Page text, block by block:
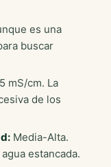
es una
buscar
mS/cm. La
de los
Media-Alta.
estancada.